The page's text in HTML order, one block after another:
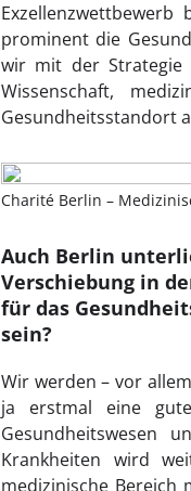
prominent die
wir mit der Strategie
Wissenschaft,
Gesundheitsstandort
Charité Berlin –
Auch Berlin
Verschiebung in
für das
sein?
Wir werden – vor
ja erstmal eine
Gesundheitswesen
Krankheiten wird
medizinische Bereich